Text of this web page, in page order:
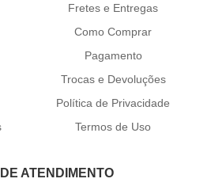
Fretes e Entregas
Como Comprar
Pagamento
Trocas e Devoluções
Política de Privacidade
Termos de Uso
ATENDIMENTO